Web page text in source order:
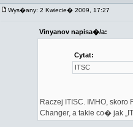
Wys�any: 2 Kwiecie� 2009, 17:27
Vinyanov napisa�/a:
Cytat:
ITSC
Raczej ITISC. IMHO,
Changer, a takie co� jak